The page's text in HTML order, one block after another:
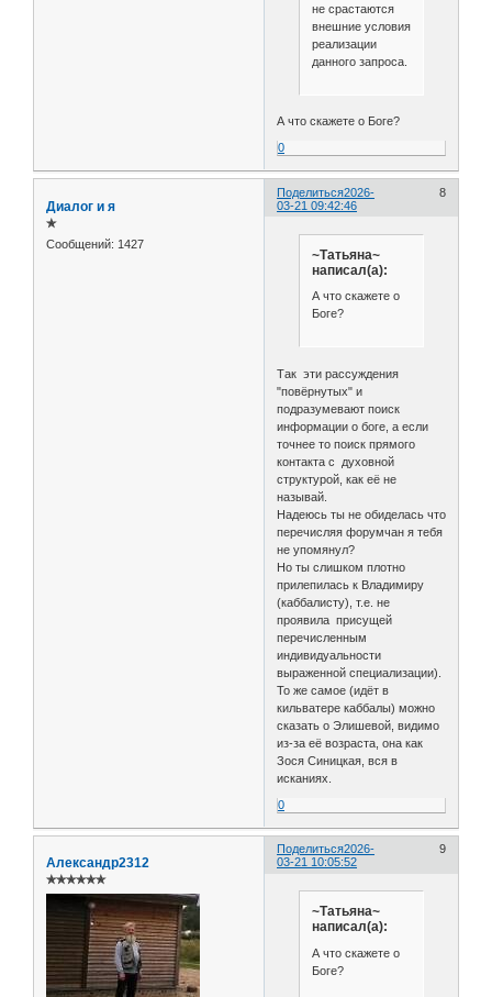
не срастаются
внешние условия
реализации
данного запроса.
А что скажете о Боге?
0
Поделиться 8
2026-
03-21 09:42:46
Диалог и я
✯
Сообщений: 1427
~Татьяна~
написал(а):
А что скажете о
Боге?
Так эти рассуждения
"повёрнутых" и
подразумевают поиск
информации о боге, а если
точнее то поиск прямого
контакта с духовной
структурой, как её не
называй.
Надеюсь ты не обиделась что
перечисляя форумчан я тебя
не упомянул?
Но ты слишком плотно
прилепилась к Владимиру
(каббалисту), т.е. не
проявила присущей
перечисленным
индивидуальности
выраженной специализации).
То же самое (идёт в
кильватере каббалы) можно
сказать о Элишевой, видимо
из-за её возраста, она как
Зося Синицкая, вся в
исканиях.
0
Поделиться 9
2026-
03-21 10:05:52
Александр2312
✯✯✯✯✯✯
~Татьяна~
написал(а):
А что скажете о
Боге?